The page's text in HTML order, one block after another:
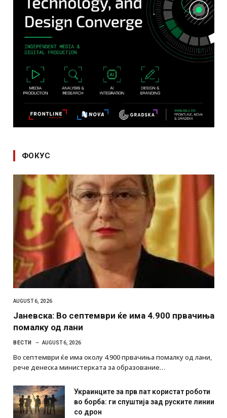
ФОКУС
AUGUST 6, 2026
Јаневска: Во септември ќе има 4.900 првачиња
помалку од лани
ВЕСТИ AUGUST 6, 2026
Во септември ќе има околу 4.900 првачиња помалку од лани,
рече денеска министерката за образование…
Украинците за прв пат користат роботи
во борба: ги спуштија зад руските линии
со дрон